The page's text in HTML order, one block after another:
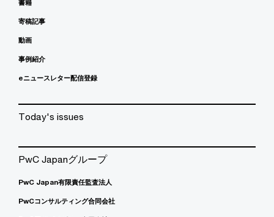
書籍
寄稿記事
動画
事例紹介
eニュースレター配信登録
Today's issues
PwC Japanグループ
PwC Japan有限責任監査法人
PwCコンサルティング合同会社